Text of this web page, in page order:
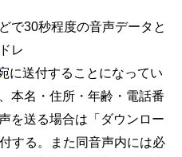
で30秒程度の音声データと
レ
に送付することになってい
本名・住所・年齢・電話番
を送る場合は「ダウンロー
する。また同音声内には必